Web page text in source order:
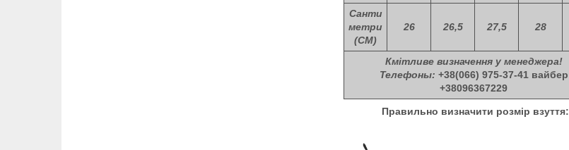
Санти
метри
(СМ)
26 26,5 27,5 28
Кмітливе визначення у менеджера!
Телефоны: +38(066) 975-37-41 вайбер
+38096367229
Правильно визначити розмір взуття: